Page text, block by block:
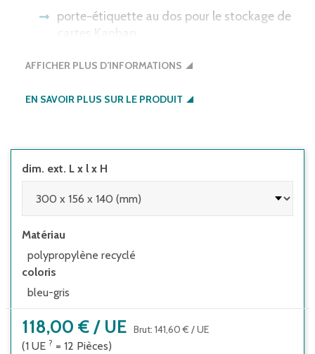
porte-étiquette au dos pour le stockage de
cartes Kanban
les bacs sont fournis en standard avec
offre assez d'espace pour mettre des
AFFICHER PLUS D’INFORMATIONS
EN SAVOIR PLUS SUR LE PRODUIT
dim. ext. L x l x H
Matériau
polypropylène recyclé
coloris
bleu-gris
118,00 € / UE Brut: 141,60 € /UE
(1 UE ? = 12 Pièces)